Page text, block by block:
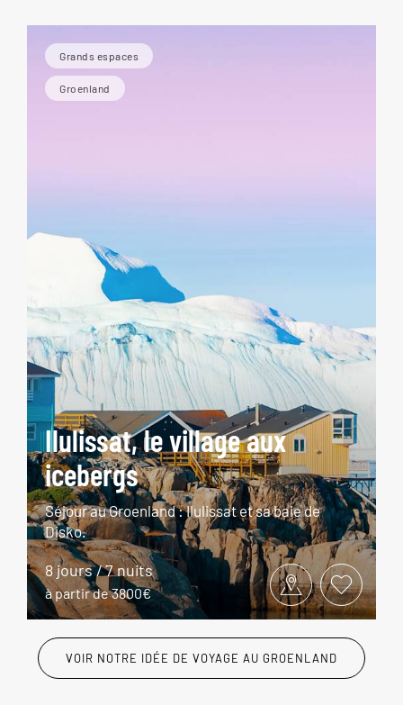
Grands espaces
Groenland
Ilulissat, le village aux
icebergs
Séjour au Groenland : Ilulissat et sa baie de
Disko.
8 jours / 7 nuits
à partir de 3800€
VOIR NOTRE IDÉE DE VOYAGE AU GROENLAND